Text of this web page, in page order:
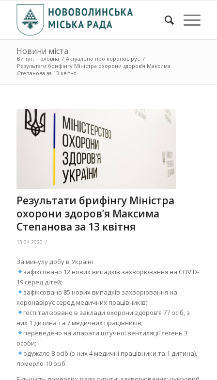
Новини міста
Ви тут: Головна / Актуально про короновірус /
Результати брифінгу Міністра охорони здоров’я Максима
Степанова за 13 квітня...
Результати брифінгу Міністра
охорони здоров’я Максима
Степанова за 13 квітня
13.04.2020 /
За минулу добу в Україні
зафіксовано 12 нових випадків захворювання на COVID-
19 серед дітей;
зафіксовано 85 нових випадків захворювання на
коронавірус серед медичних працівників;
госпіталізовано в заклади охорони здоров’я 77 осіб, з
них 1 дитина та 7 медичних працівників;
переведено на апарати штучної вентиляції легень 3
особи;
одужало 8 осіб (з них 4 медичні працівники та 1 дитина),
померло 10 осіб.